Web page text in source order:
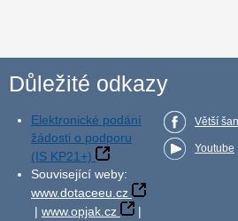
Důležité odkazy
Elektronické podání
žádosti o podporu
(IS KP21+)
Související weby:
www.dotaceeu.cz
| www.opjak.cz
|
Větší
Youtube